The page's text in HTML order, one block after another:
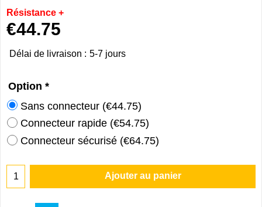
Résistance +
€44.75
Délai de livraison : 5-7 jours
Option *
Sans connecteur (€44.75)
Connecteur rapide (€54.75)
Connecteur sécurisé (€64.75)
Ajouter au panier